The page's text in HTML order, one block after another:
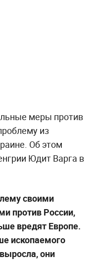
меры против
из
Об этом
Юдит Варга в
своими
против России,
вредят Европе.
ископаемого
они